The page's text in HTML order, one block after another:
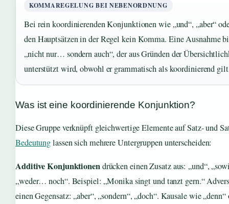
KOMMAREGELUNG BEI NEBENORDNUNG
Bei rein koordinierenden Konjunktionen wie „und“, „aber“
den Hauptsätzen in der Regel kein Komma. Eine Ausnahme
„nicht nur… sondern auch“, der aus Gründen der
unterstützt wird, obwohl er grammatisch als koordinierend
Was ist eine koordinierende Konjunktion?
Diese Gruppe verknüpft gleichwertige Elemente auf Satz- und
Bedeutunglassen sich mehrere Untergruppen unterscheiden:
Additive Konjunktionendrücken einen Zusatz aus: „und“,
„weder… noch“. Beispiel: „Monika singt und tanzt gern.“
einen Gegensatz: „aber“, „sondern“, „doch“. Kausale wie